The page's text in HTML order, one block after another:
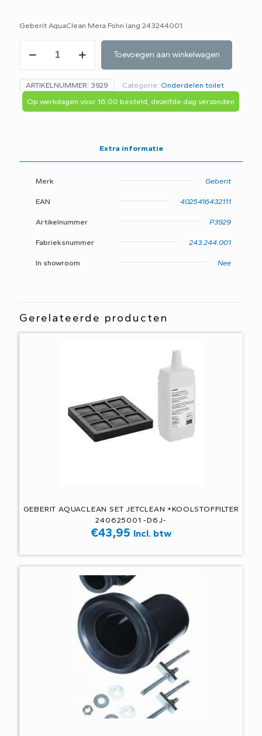
Geberit AquaClean Mera Fohn lang 243244001
AquaClean
Fohn
lang
243244001
Toevoegen aan winkelwagen
ARTIKELNUMMER: 3929 Categorie: Onderdelen toilet
Op werkdagen voor 16:00 besteld, dezelfde dag verzonden
Extra informatie
Merk Geberit
EAN 4025416432111
Artikelnummer P3929
Fabrieksnummer 243.244.001
In showroom Nee
Gerelateerde producten
GEBERIT AQUACLEAN SET JETCLEAN +KOOLSTOFFILTER
240625001 -D6J-
€43,95 Incl. btw